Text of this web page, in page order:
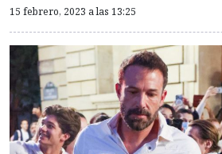
15 febrero, 2023 a las 13:25